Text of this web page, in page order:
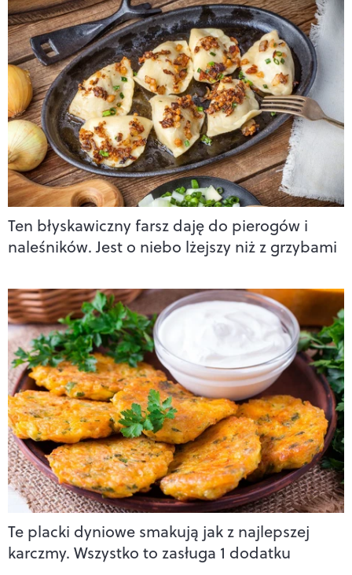
Ten błyskawiczny farsz daję do pierogów i
naleśników. Jest o niebo lżejszy niż z grzybami
Te placki dyniowe smakują jak z najlepszej
karczmy. Wszystko to zasługa 1 dodatku